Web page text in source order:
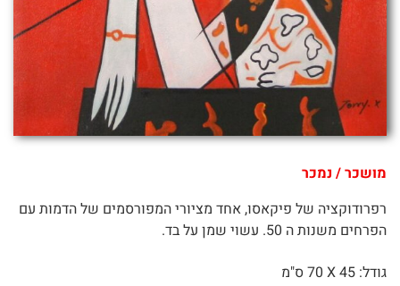
מושכר / נמכר
רפרודוקציה של פיקאסו, אחד מציורי המפורסמים של הדמות עם
הפרחים משנות ה 50. עשוי שמן על בד.
גודל: 45 X
70 ס"מ